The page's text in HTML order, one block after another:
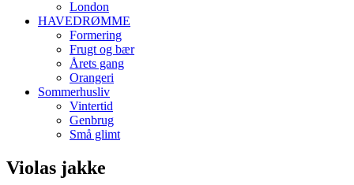
London
HAVEDRØMME
Formering
Frugt og bær
Årets gang
Orangeri
Sommerhusliv
Vintertid
Genbrug
Små glimt
Violas jakke